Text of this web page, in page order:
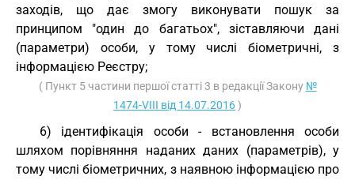
заходів, що дає змогу виконувати пошук за
принципом "один до багатьох", зіставляючи дані
(параметри) особи, у тому числі біометричні, з
інформацією Реєстру;
( Пункт 5 частини першої статті 3 в редакції Закону №
1474-VIII від 14.07.2016)
6) ідентифікація особи - встановлення особи
шляхом порівняння наданих даних (параметрів), у
тому числі біометричних, з наявною інформацією про